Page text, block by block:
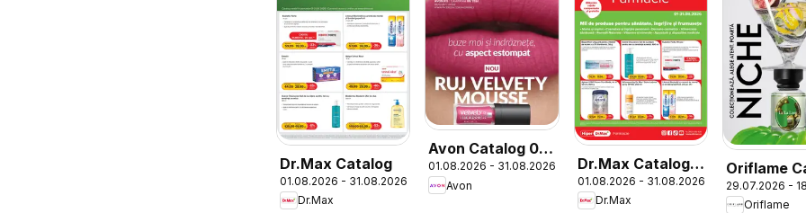
Dr.Max Catalog
01.08.2026 - 31.08.2026
Dr.Max
Avon Catalog 08
2026
01.08.2026 - 31.08.2026
Avon
Dr.Max Catalog
Hiper-farmacii
01.08.2026 - 31.08.2026
Dr.Max
Oriflame
11 2026
29.07.2026 -
Oriflame